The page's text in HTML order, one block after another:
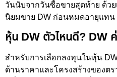
วันนับจากวันซื้อขายสุดท้าย ด้ว
นิยมขาย DW ก่อนหมดอายุแทน
หุ้น DW ตัวไหนดี? DW
สำหรับการเลือกลงทุนในหุ้น
ด้านราคาและโครงสร้างของตร